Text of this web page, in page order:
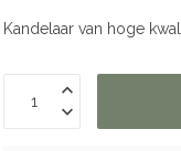
Kandelaar van hoge